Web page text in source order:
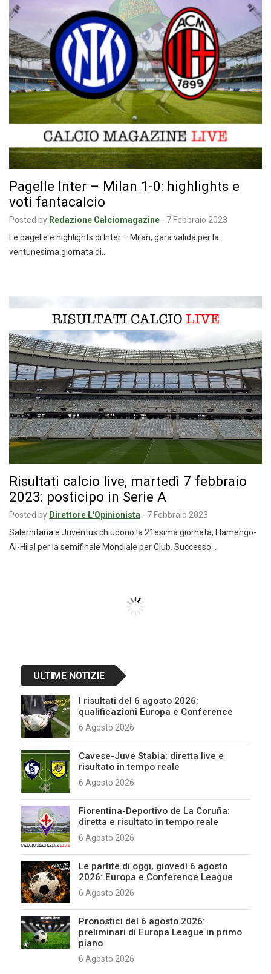
Pagelle Inter – Milan 1-0: highlights e
voti fantacalcio
Posted by Redazione Calciomagazine - 7 Febbraio 2023
Le pagelle e highlights di Inter – Milan, gara valida per la
ventunesima giornata di…
Risultati calcio live, martedì 7 febbraio
2023: posticipo in Serie A
Posted by Direttore L'Opinionista - 7 Febbraio 2023
Salernitana e Juventus chiudono la 21esima giornata, Flamengo-
Al-Hilal per la semifinale Mondiale per Club. Successo…
ULTIME NOTIZIE
I risultati del 6 agosto 2026:
qualificazioni Europa e Conference
6 Agosto 2026
Cavese-Juve Stabia: diretta live e
risultato in tempo reale
6 Agosto 2026
Fiorentina-Deportivo de La Coruña:
diretta e risultato in tempo reale
6 Agosto 2026
Le partite di oggi, giovedì 6 agosto
2026: Europa e Conference League
6 Agosto 2026
Pronostici del 6 agosto 2026:
preliminari di Europa League in primo
piano
6 Agosto 2026